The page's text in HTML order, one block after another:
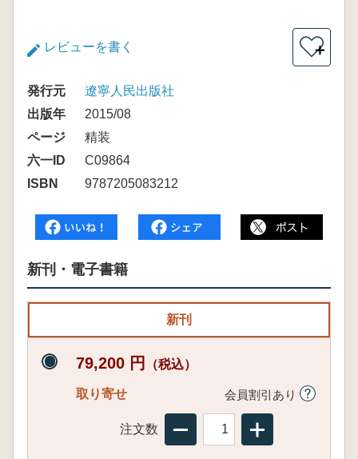
レビューを書く ＋
発行元
遼寧人民出版社
出版年
2015/08
ページ
精装
六一ID
C09864
ISBN
9787205083212
新刊・電子書籍
新刊
79,200 円 （税込）
取り寄せ 会員割引あり
注文数